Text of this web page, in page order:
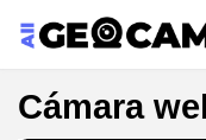
Cámara